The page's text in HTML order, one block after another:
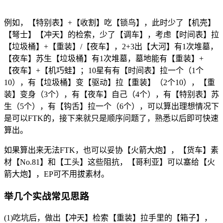
例如，【特别表】+【收割】吃【锁鸟】，此时少了【机壳】
【弩士】【冲天】的检索，少了【调车】，考虑【时间表】拉
【垃圾桶】+【重装】/【夜车】，2+3出【大河】有1次堆墓，
【夜车】苏生【垃圾桶】有1次堆墓，墓地能有【重装】+
【夜车】+【机巧蛙】；10星有有【时间表】拉一个（1个
10），有【垃圾桶】变【驱动】拉【重装】（2个10），【重
装】变身（3个），有【夜车】自己（4个），有【特别表】苏
生（5个），有【钩舌】拉一个（6个），可以算出理想情况下
是可以FTK的，接下来就只是顺序问题了，熟悉以后即可快速
算出。
如果算出来无法FTK，也可以妥协【火箭大炮】，【货车】素
材【No.81】和【工头】这些阻抗，【哥利亚】可以塞给【火
箭大炮】，EP可不用拔素材。
举几个实战常见思路
(1)吃坑后，做出【冲天】检索【重装】拉手里的【箱子】，